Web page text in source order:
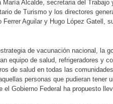
Alcalde, secretaria del
de Turismo y los directores
Ferrer Aguilar y Hugo López Gatell,
de vacunación nacional, la
equipo de salud, refrigeradores y
de salud en todas las
personas que pudieran tener
el Gobierno Federal ha propuesto